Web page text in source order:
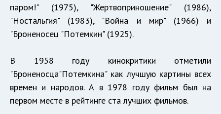
паром!" (1975), "Жертвоприношение" (1986),
"Ностальгия" (1983), "Война и мир" (1966) и
"Броненосец "Потемкин" (1925).
В 1958 году кинокритики отметили
"Броненосца"Потемкина" как лучшую картины всех
времен и народов. А в 1978 году фильм был на
первом месте в рейтинге ста лучших фильмов.